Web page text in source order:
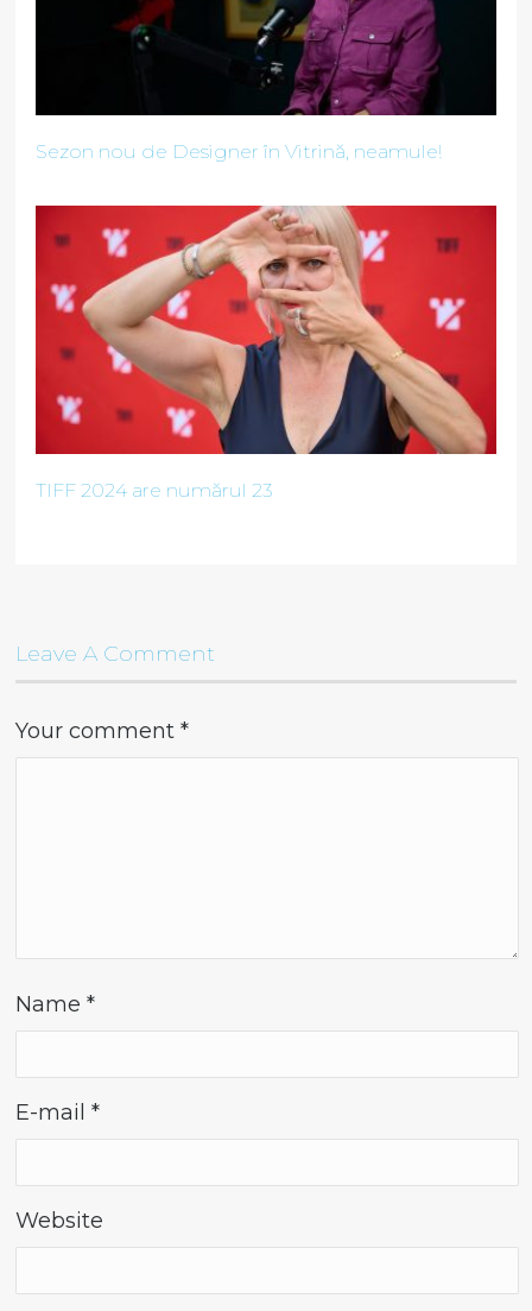
Sezon nou de Designer în Vitrină, neamule!
TIFF 2024 are numărul 23
Leave A Comment
Your comment*
Name*
E-mail*
Website